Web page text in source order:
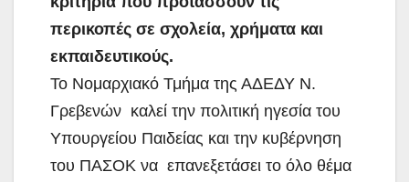
περικοπές σε σχολεία, χρήματα και
εκπαιδευτικούς.
Το Νομαρχιακό Τμήμα της ΑΔΕΔΥ Ν.
Γρεβενών καλεί την πολιτική ηγεσία του
Υπουργείου Παιδείας και την κυβέρνηση
του ΠΑΣΟΚ να επανεξετάσει το όλο θέμα